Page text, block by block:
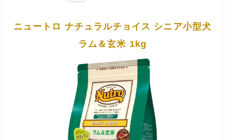
ニュートロ ナチュラルチョイス シニア小型犬
ラム＆玄米 1kg